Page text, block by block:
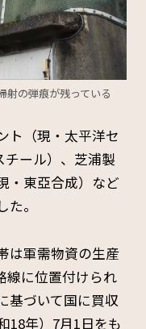
射の弾痕が残っている
ト（現・太平洋セ
チール）、芝浦製
・東亞合成）など
。
は軍需物資の生産
線に位置付けられ
基づいて国に買収
18年）7月1日をも